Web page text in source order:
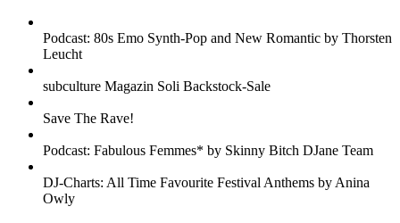
Podcast: 80s Emo Synth-Pop and New Romantic by Thorsten
Leucht
subculture Magazin Soli Backstock-Sale
Save The Rave!
Podcast: Fabulous Femmes* by Skinny Bitch DJane Team
DJ-Charts: All Time Favourite Festival Anthems by Anina
Owly